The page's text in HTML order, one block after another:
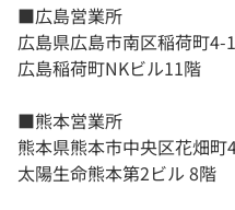
■広島営業所
広島県広島市南区稲荷町4-1
広島稲荷町NKビル11階
■熊本営業所
熊本県熊本市中央区花畑町
太陽生命熊本第2ビル 8階